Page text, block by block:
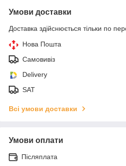
Умови доставки
Доставка здійснюється тільки по
Нова Пошта
Самовивіз
Delivery
SAT
Всі умови доставки
Умови оплати
Післяплата